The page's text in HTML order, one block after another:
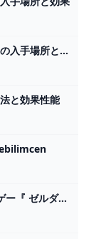
ブーメラン・朽ちてないの入手場所と効果
と効果性能
ゲーム史上最高傑作と名高い神ゲー『 ゼルダの伝説 ティアーズ オブ ザ キングダム 』#13 - YouTube